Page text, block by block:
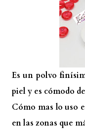
Es un polvo
piel y es cómodo
Cómo mas lo uso
en las zonas que